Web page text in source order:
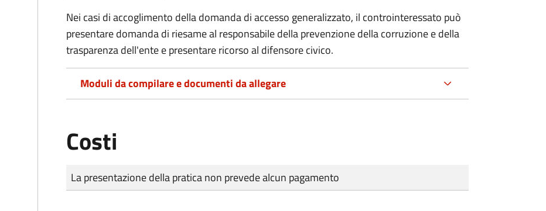
Nei casi di accoglimento della domanda di accesso generalizzato, il controinteressato può
presentare domanda di riesame al responsabile della prevenzione della corruzione e della
trasparenza dell'ente e presentare ricorso al difensore civico.
Moduli da compilare e documenti da allegare
Costi
Tipo di pagamento
Importo
La presentazione della pratica non prevede alcun pagamento